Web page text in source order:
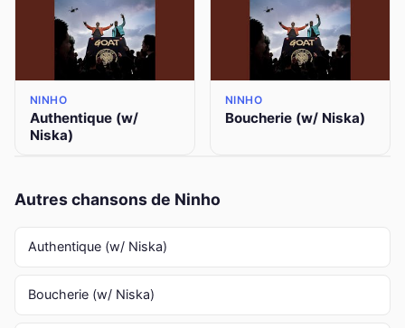
NINHO
Authentique (w/
Niska)
NINHO
Boucherie (w/ Niska)
Autres chansons de Ninho
Authentique (w/ Niska)
Boucherie (w/ Niska)